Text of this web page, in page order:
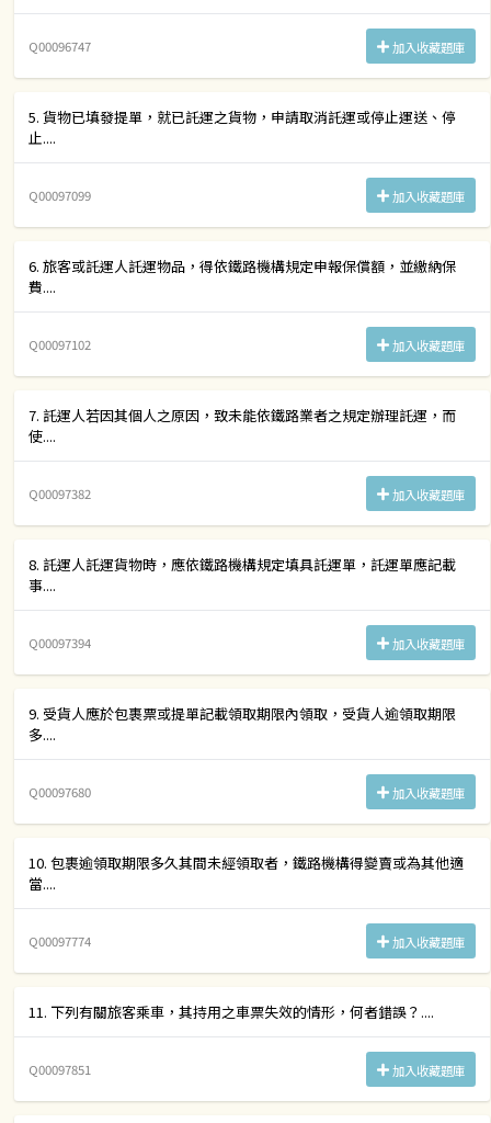
Q00096747 加入收藏題庫
5. 貨物已填發提單，就已託運之貨物，申請取消託運或停止運送、停
止....
Q00097099 加入收藏題庫
6. 旅客或託運人託運物品，得依鐵路機構規定申報保償額，並繳納保
費....
Q00097102 加入收藏題庫
7. 託運人若因其個人之原因，致未能依鐵路業者之規定辦理託運，而
使....
Q00097382 加入收藏題庫
8. 託運人託運貨物時，應依鐵路機構規定填具託運單，託運單應記載
事....
Q00097394 加入收藏題庫
9. 受貨人應於包裹票或提單記載領取期限內領取，受貨人逾領取期限
多....
Q00097680 加入收藏題庫
10. 包裹逾領取期限多久其間未經領取者，鐵路機構得變賣或為其他適
當....
Q00097774 加入收藏題庫
11. 下列有關旅客乘車，其持用之車票失效的情形，何者錯誤？....
Q00097851 加入收藏題庫